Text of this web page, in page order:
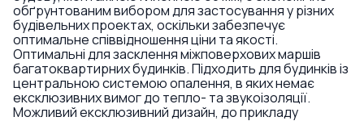
обґрунтованим вибором для застосування у різних
будівельних проектах, оскільки забезпечує
оптимальне співвідношення ціни та якості.
Оптимальні для засклення міжповерхових маршів
багатоквартирних будинків. Підходить для будинків із
центральною системою опалення, в яких немає
ексклюзивних вимог до тепло- та звукоізоляції.
Можливий ексклюзивний дизайн, до прикладу